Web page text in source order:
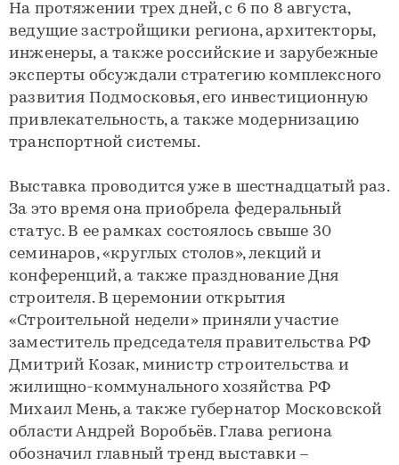
На протяжении трех дней, с 6 по 8 августа,
ведущие застройщики региона, архитекторы,
инженеры, а также российские и зарубежные
эксперты обсуждали стратегию комплексного
развития Подмосковья, его инвестиционную
привлекательность, а также модернизацию
транспортной системы.
Выставка проводится уже в шестнадцатый раз.
За это время она приобрела федеральный
статус. В ее рамках состоялось свыше 30
семинаров, «круглых столов», лекций и
конференций, а также празднование Дня
строителя. В церемонии открытия
«Строительной недели» приняли участие
заместитель председателя правительства РФ
Дмитрий Козак, министр строительства и
жилищно-коммунального хозяйства РФ
Михаил Мень, а также губернатор Московской
области Андрей Воробьёв. Глава региона
обозначил главный тренд выставки –